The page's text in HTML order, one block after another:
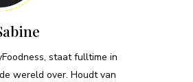
staat fulltime in
wereld over. Houdt van